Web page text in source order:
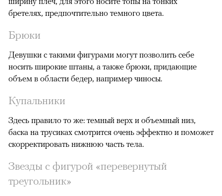
бретелях, предпочтительно темного цвета.
Брюки
Девушки с такими фигурами могут позволить себе
носить широкие штаны, а также брюки, придающие
объем в области бедер, например чиносы.
Купальники
Здесь правило то же: темный верх и объемный низ,
баска на трусиках смотрится очень эффектно и поможет
скорректировать нижнюю часть тела.
Звезды с фигурой «перевернутый
треугольник»